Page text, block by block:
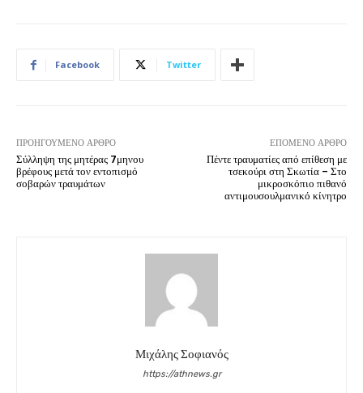
Facebook Twitter
ΠΡΟΗΓΟΎΜΕΝΟ ΆΡΘΡΟ
Σύλληψη της μητέρας 7μηνου
βρέφους μετά τον εντοπισμό
σοβαρών τραυμάτων
ΕΠΌΜΕΝΟ ΆΡΘΡΟ
Πέντε τραυματίες από επίθεση με
τσεκούρι στη Σκωτία – Στο
μικροσκόπιο πιθανό
αντιμουσουλμανικό κίνητρο
Μιχάλης Σοφιανός
https://athnews.gr